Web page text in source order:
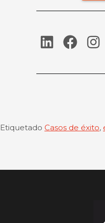
Etiquetado Casos de éxito,